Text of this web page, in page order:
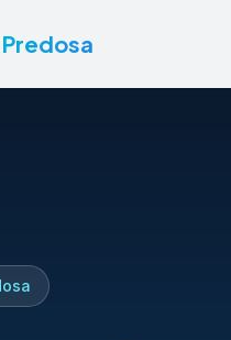
Predosa